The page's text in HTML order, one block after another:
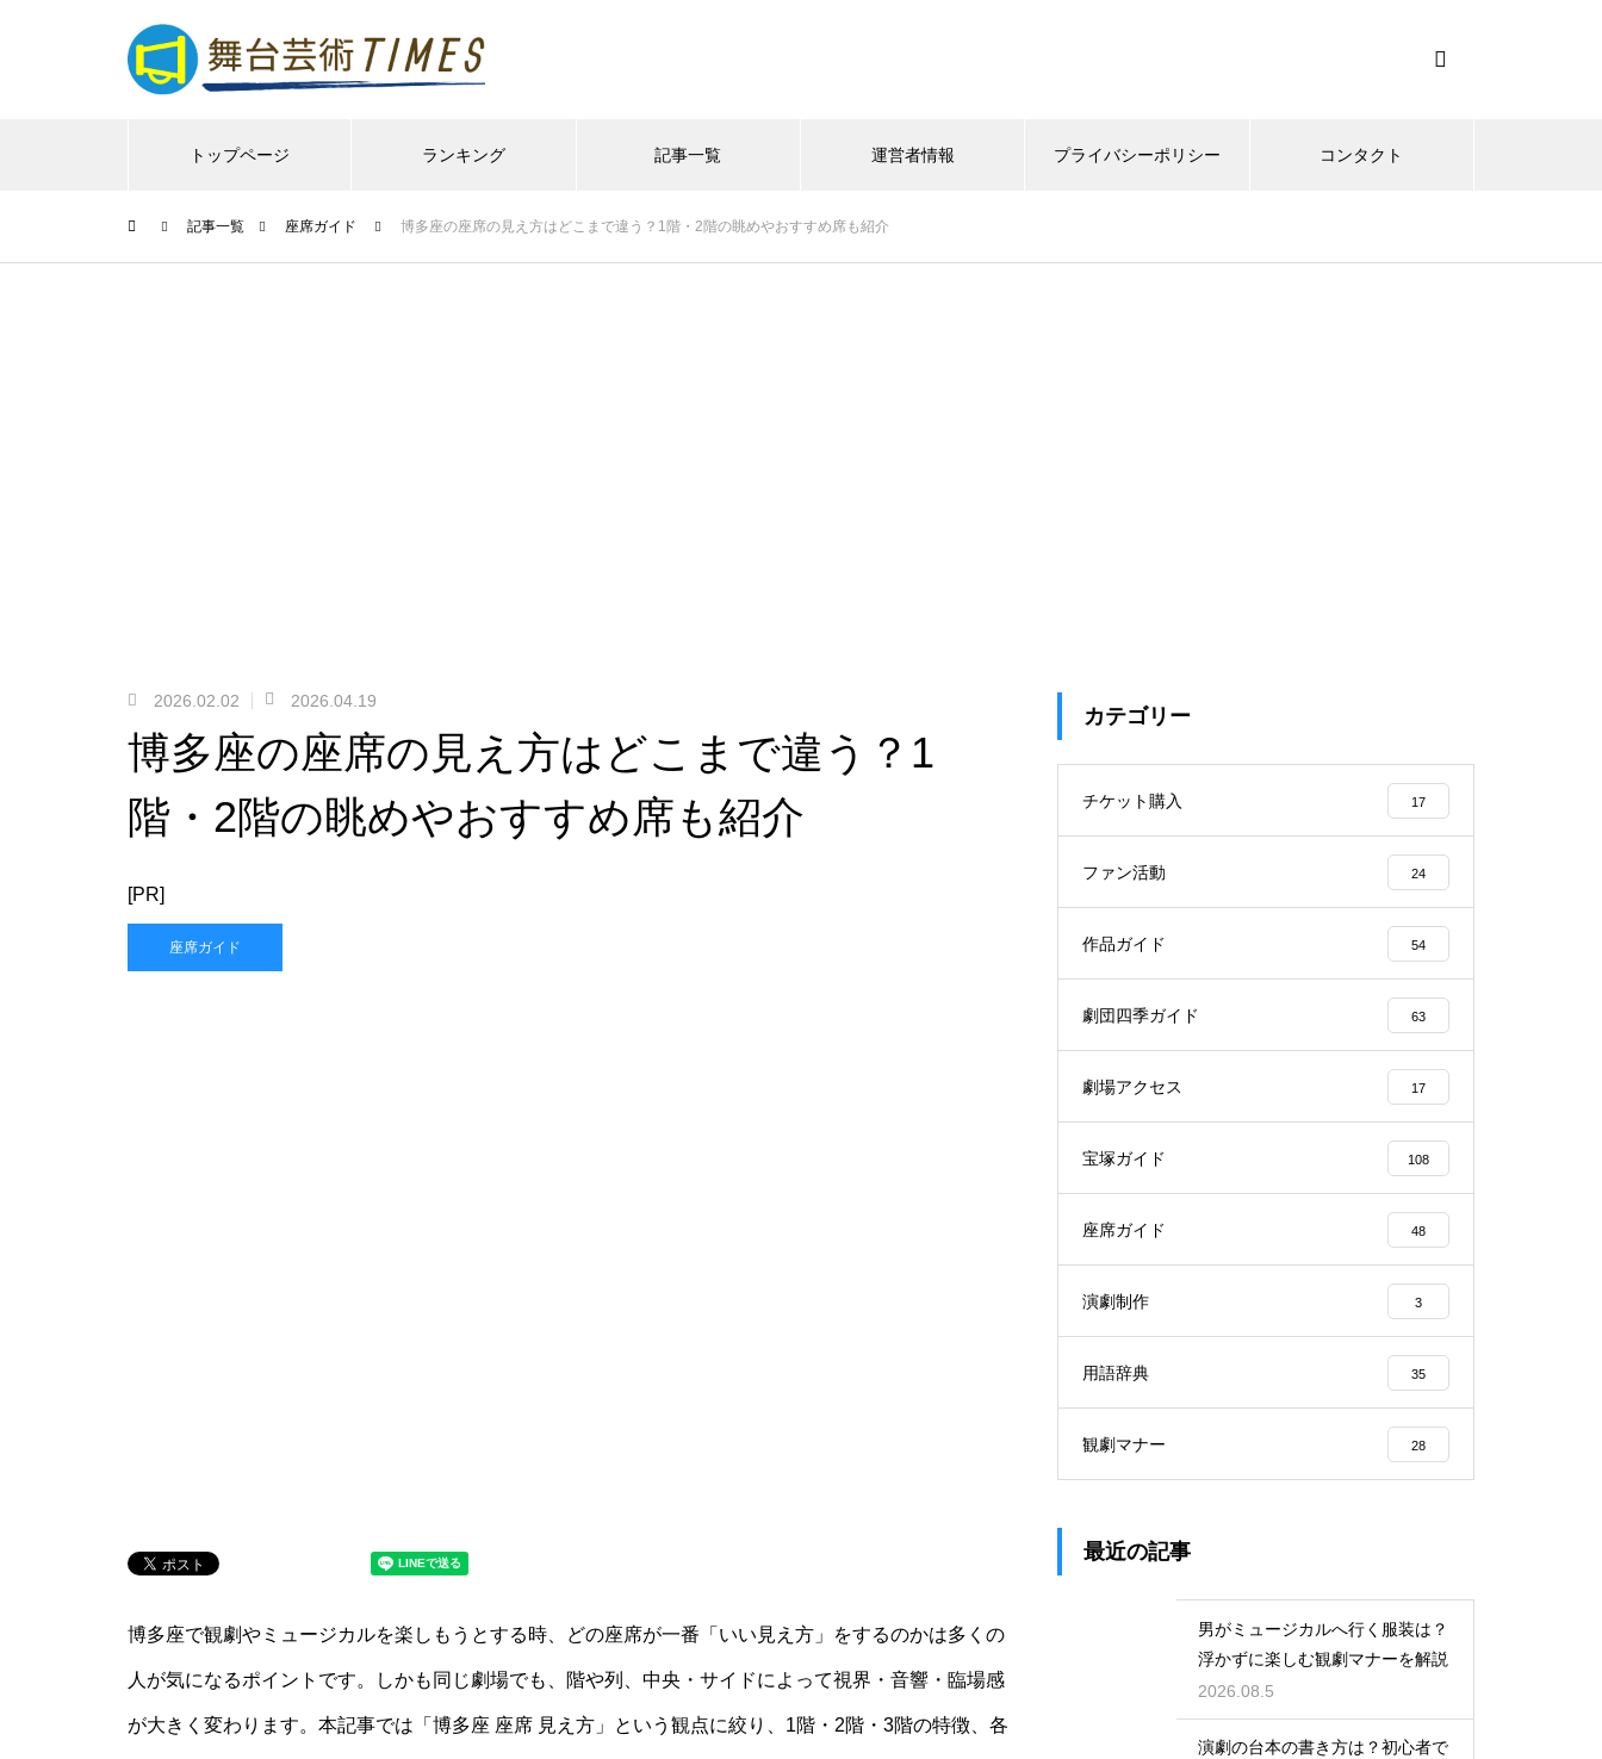
トップページ ランキング 記事一覧 運営者情報 プライバシーポリシー コンタクト
記事一覧 座席ガイド 博多座の座席の見え方はどこまで違う？1階・2階の眺めやおすすめ席も紹介
2026.02.02 2026.04.19
博多座の座席の見え方はどこまで違う？1
階・2階の眺めやおすすめ席も紹介
[PR]
座席ガイド
博多座で観劇やミュージカルを楽しもうとする時、どの座席が一番「いい見え方」をするのかは多くの
人が気になるポイントです。しかも同じ劇場でも、階や列、中央・サイドによって視界・音響・臨場感
が大きく変わります。本記事では「博多座 座席 見え方」という観点に絞り、1階・2階・3階の特徴、各
カテゴリー
チケット購入 17
ファン活動 24
作品ガイド 54
劇団四季ガイド 63
劇場アクセス 17
宝塚ガイド 108
座席ガイド 48
演劇制作 3
用語辞典 35
観劇マナー 28
最近の記事
男がミュージカルへ行く服装は？
浮かずに楽しむ観劇マナーを解説
2026.08.5
演劇の台本の書き方は？初心者で